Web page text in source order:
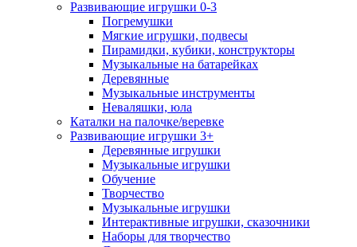
Развивающие игрушки 0-3
Погремушки
Мягкие игрушки, подвесы
Пирамидки, кубики, конструкторы
Музыкальные на батарейках
Деревянные
Музыкальные инструменты
Неваляшки, юла
Каталки на палочке/веревке
Развивающие игрушки 3+
Деревянные игрушки
Музыкальные игрушки
Обучение
Творчество
Музыкальные игрушки
Интерактивные игрушки, сказочники
Наборы для творчество